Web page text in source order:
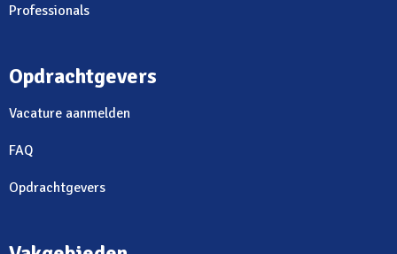
Professionals
Opdrachtgevers
Vacature aanmelden
FAQ
Opdrachtgevers